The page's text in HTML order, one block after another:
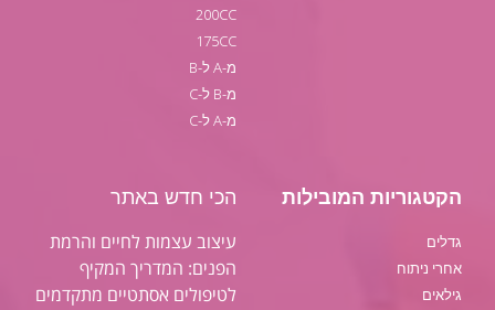
200CC
175CC
מ-A ל-B
מ-B ל-C
מ-A ל-C
הקטגוריות המובילות
גדלים
אחרי ניתוח
גילאים
הכי חדש באתר
עיצוב עצמות לחיים והרמת
הפנים: המדריך המקיף
לטיפולים אסתטיים מתקדמים